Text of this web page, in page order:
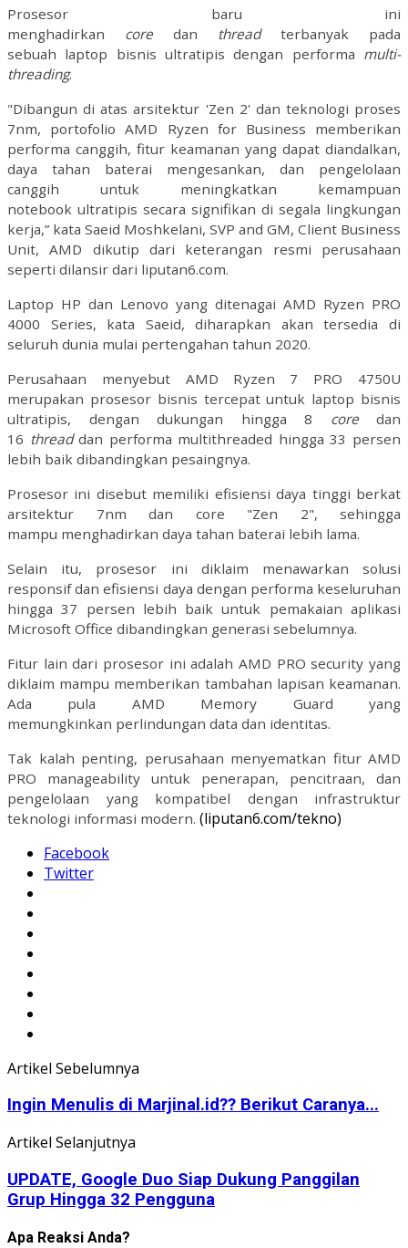
Prosesor baru ini
menghadirkan core dan threadterbanyak pada
sebuah laptop bisnis ultratipis dengan performa multi-
threading.
"Dibangun di atas arsitektur 'Zen 2' dan teknologi proses
7nm, portofolio AMD Ryzen for Business memberikan
performa canggih, fitur keamanan yang dapat diandalkan,
daya tahan baterai mengesankan, dan pengelolaan
canggih untuk meningkatkan kemampuan
notebook ultratipis secara signifikan di segala lingkungan
kerja,” kata Saeid Moshkelani, SVP and GM, Client Business
Unit, AMD dikutip dari keterangan resmi perusahaan
seperti dilansir dari liputan6.com.
Laptop HP dan Lenovo yang ditenagai AMD Ryzen PRO
4000 Series, kata Saeid, diharapkan akan tersedia di
seluruh dunia mulai pertengahan tahun 2020.
Perusahaan menyebut AMD Ryzen 7 PRO 4750U
merupakan prosesor bisnis tercepat untuk laptop bisnis
ultratipis,
dengan dukungan hingga 8 coredan
16 threaddan performa multithreaded hingga 33 persen
lebih baik dibandingkan pesaingnya.
Prosesor ini disebut memiliki efisiensi daya tinggi berkat
arsitektur 7nm dan core "Zen 2", sehingga
mampu menghadirkan daya tahan baterai lebih lama.
Selain itu, prosesor ini diklaim menawarkan solusi
responsif dan efisiensi daya dengan performa keseluruhan
hingga 37 persen lebih baik untuk pemakaian aplikasi
Microsoft Office dibandingkan generasi sebelumnya.
Fitur lain dari prosesor ini adalah AMD PRO security yang
diklaim mampu memberikan tambahan lapisan keamanan.
Ada pula AMD Memory Guard yang
memungkinkan perlindungan data dan identitas.
Tak kalah penting, perusahaan menyematkan fitur AMD
PRO manageability untuk penerapan, pencitraan, dan
pengelolaan yang kompatibel dengan infrastruktur
teknologi informasi modern. (liputan6.com/tekno)
Facebook
Twitter
Artikel Sebelumnya
Ingin Menulis di Marjinal.id?? Berikut Caranya...
Artikel Selanjutnya
UPDATE, Google Duo Siap Dukung Panggilan
Grup Hingga 32 Pengguna
Apa Reaksi Anda?